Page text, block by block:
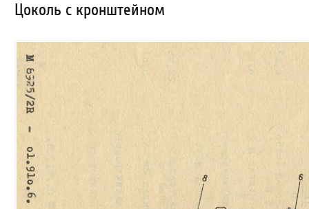
Цоколь с кронштейном